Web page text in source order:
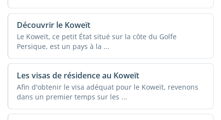
Découvrir le Koweït
Le Koweït, ce petit État situé sur la côte du Golfe
Persique, est un pays à la ...
Les visas de résidence au Koweït
Afin d'obtenir le visa adéquat pour le Koweït, revenons
dans un premier temps sur les ...